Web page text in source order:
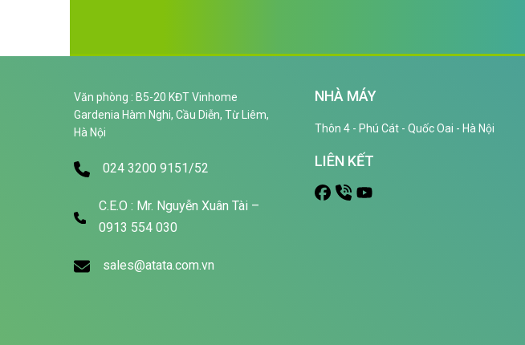
Văn phòng : B5-20 KĐT Vinhome
Gardenia Hàm Nghi, Cầu Diễn, Từ Liêm,
Hà Nội
024 3200 9151/52
C.E.O : Mr. Nguyễn Xuân Tài –
0913 554 030
sales@atata.com.vn
NHÀ MÁY
Thôn 4 - Phú Cát - Quốc Oai - Hà Nội
LIÊN KẾT